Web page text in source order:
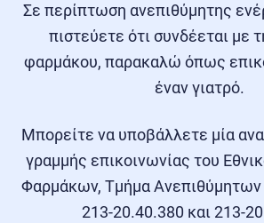
Σε περίπτωση ανεπιθύμητης
πιστεύετε ότι συνδέεται με
φαρμάκου, παρακαλώ όπως
έναν γιατρό.
Μπορείτε να υποβάλλετε μία
γραμμής επικοινωνίας του
Φαρμάκων, Τμήμα Ανεπιθύμητων
213-20.40.380 και 213-